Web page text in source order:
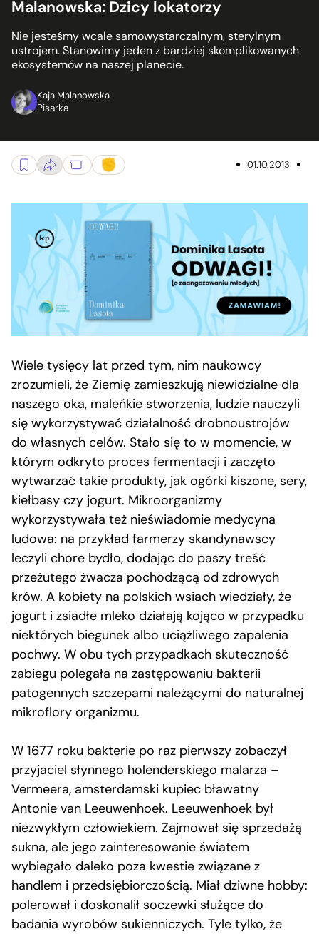
Malanowska: Dzicy lokatorzy
Nie jesteśmy wcale samowystarczalnym, sterylnym
ustrojem. Stanowimy jeden z bardziej skomplikowanych
ekosystemów na naszej planecie.
Kaja Malanowska
Pisarka
01.10.2013
Wiele tysięcy lat przed tym, nim naukowcy
zrozumieli, że Ziemię zamieszkują niewidzialne dla
naszego oka, maleńkie stworzenia, ludzie nauczyli
się wykorzystywać działalność drobnoustrojów
do własnych celów. Stało się to w momencie, w
którym odkryto proces fermentacji i zaczęto
wytwarzać takie produkty, jak ogórki kiszone, sery,
kiełbasy czy jogurt. Mikroorganizmy
wykorzystywała też nieświadomie medycyna
ludowa: na przykład farmerzy skandynawscy
leczyli chore bydło, dodając do paszy treść
przeżutego żwacza pochodzącą od zdrowych
krów. A kobiety na polskich wsiach wiedziały, że
jogurt i zsiadłe mleko działają kojąco w przypadku
niektórych biegunek albo uciążliwego zapalenia
pochwy. W obu tych przypadkach skuteczność
zabiegu polegała na zastępowaniu bakterii
patogennych szczepami należącymi do naturalnej
mikroflory organizmu.
W 1677 roku bakterie po raz pierwszy zobaczył
przyjaciel słynnego holenderskiego malarza –
Vermeera, amsterdamski kupiec bławatny
Antonie van Leeuwenhoek. Leeuwenhoek był
niezwykłym człowiekiem. Zajmował się sprzedażą
sukna, ale jego zainteresowanie światem
wybiegało daleko poza kwestie związane z
handlem i przedsiębiorczością. Miał dziwne hobby:
polerował i doskonalił soczewki służące do
badania wyrobów sukienniczych. Tyle tylko, że